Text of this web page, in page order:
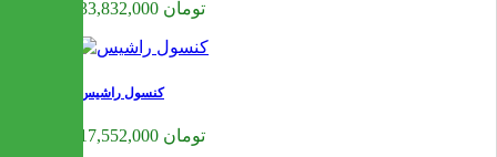
33,832,000 تومان
کنسول راشیس
17,552,000 تومان